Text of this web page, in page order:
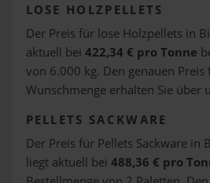
LOSE HOLZPELLETS
Der Preis für lose Holzpellets in
aktuell bei 422,34 € pro Tonne
von 6.000 kg. Den genauen Preis
Wunschmenge erhalten Sie über
PELLETS SACKWARE
Der Preis für Pellets Sackware in
liegt aktuell bei 488,36 € pro